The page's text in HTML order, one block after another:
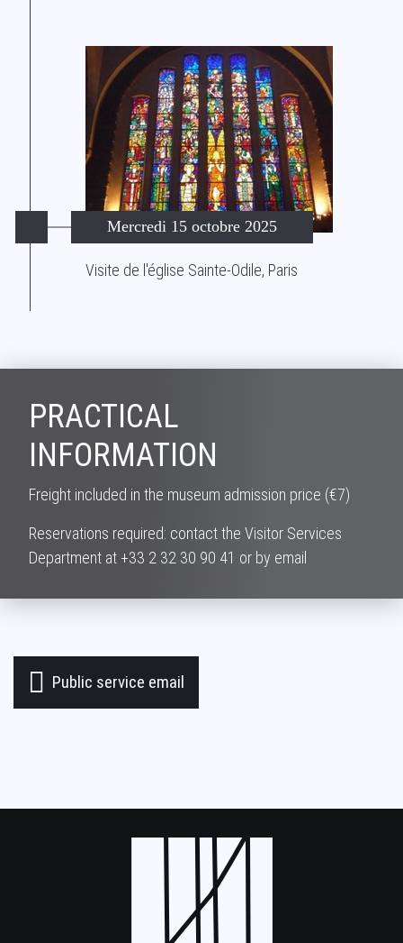
Mercredi 15 octobre 2025
Visite de l'église Sainte-Odile, Paris
PRACTICAL
INFORMATION
Freight included in the museum admission price (€7)
Reservations required: contact the Visitor Services
Department at +33 2 32 30 90 41 or by email
Public service email